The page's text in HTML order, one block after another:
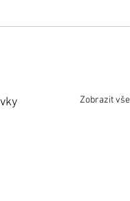
Zobrazit vše